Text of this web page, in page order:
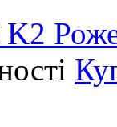
K2